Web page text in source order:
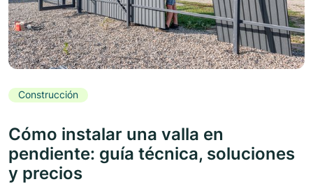
Construcción
Cómo instalar una valla en
pendiente: guía técnica, soluciones
y precios